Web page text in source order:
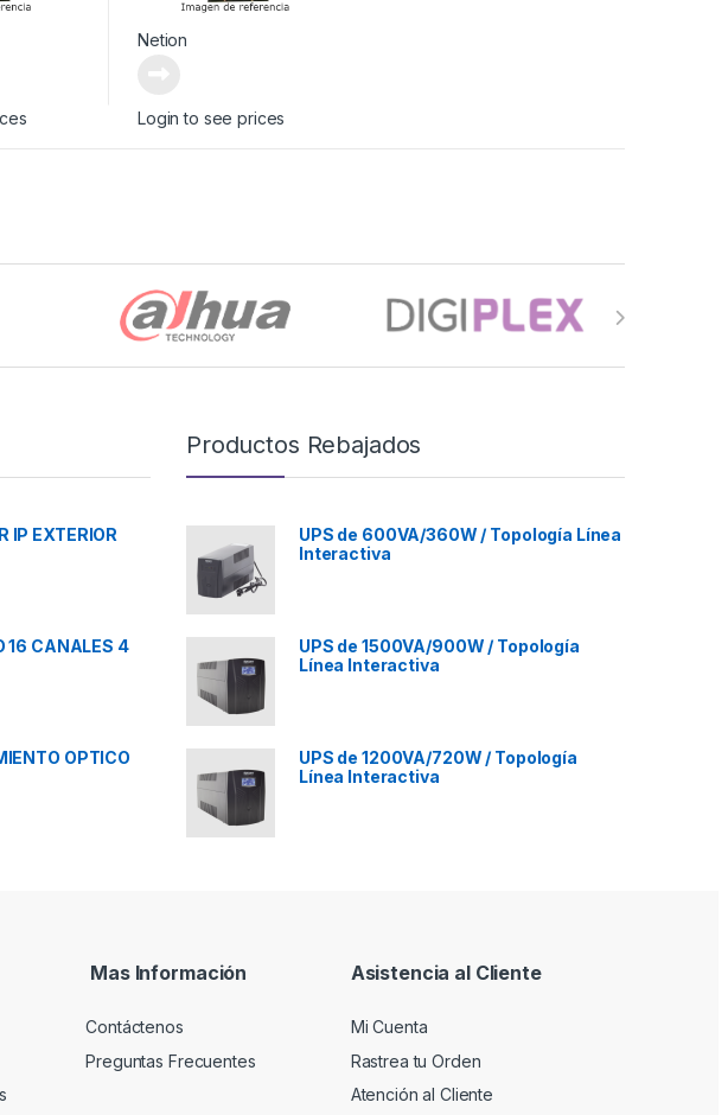
Netion
Login to see prices
IP EXTERIOR
16 CANALES 4
OPTICO
Productos Rebajados
UPS de 600VA/360W / Topología Línea
Interactiva
UPS de 1500VA/900W / Topología
Línea Interactiva
UPS de 1200VA/720W / Topología
Línea Interactiva
Mas Información
Contáctenos
Preguntas Frecuentes
Asistencia al Cliente
Mi Cuenta
Rastrea tu Orden
Atención al Cliente